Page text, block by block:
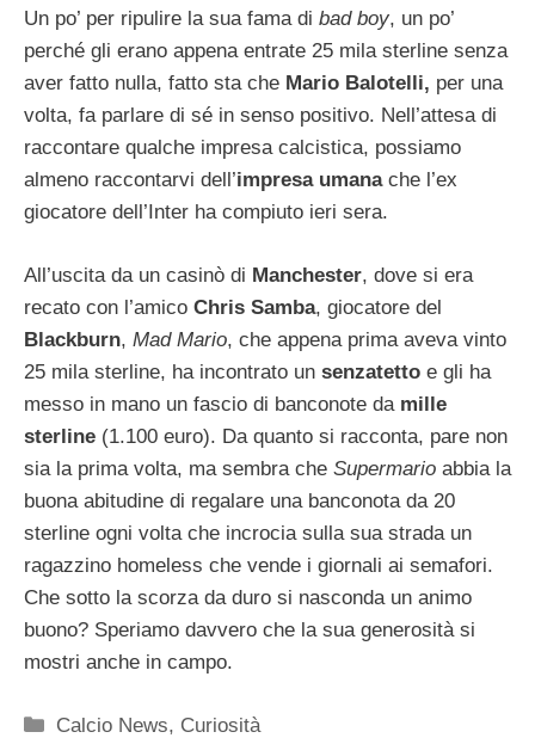
Un po’ per ripulire la sua fama di bad boy, un po’
perché gli erano appena entrate 25 mila sterline senza
aver fatto nulla, fatto sta che Mario Balotelli, per una
volta, fa parlare di sé in senso positivo. Nell’attesa di
raccontare qualche impresa calcistica, possiamo
almeno raccontarvi dell’impresa umanache l’ex
giocatore dell’Inter ha compiuto ieri sera.
All’uscita da un casinò di Manchester, dove si era
recato con l’amico Chris Samba, giocatore del
Blackburn, Mad Mario, che appena prima aveva vinto
25 mila sterline, ha incontrato un senzatetto e gli ha
messo in mano un fascio di banconote da mille
sterline (1.100 euro). Da quanto si racconta, pare non
sia la prima volta, ma sembra che Supermario abbia la
buona abitudine di regalare una banconota da 20
sterline ogni volta che incrocia sulla sua strada un
ragazzino homeless che vende i giornali ai semafori.
Che sotto la scorza da duro si nasconda un animo
buono? Speriamo davvero che la sua generosità si
mostri anche in campo.
Categorie
Calcio News, Curiosità